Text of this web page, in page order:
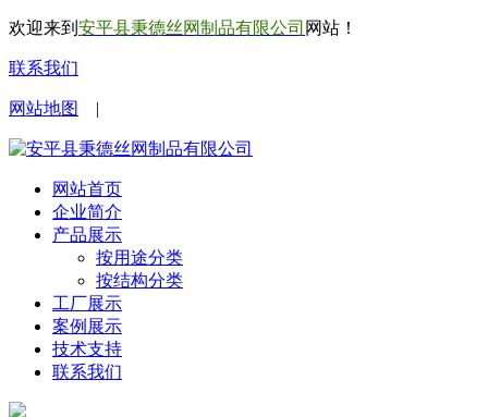
欢迎来到 安平县秉德丝网制品有限公司 网站！
联系我们
网站地图 |
网站首页
企业简介
产品展示
按用途分类
按结构分类
工厂展示
案例展示
技术支持
联系我们